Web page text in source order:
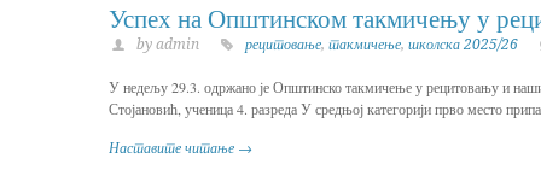
Успех на Општинском такмичењу у
by admin рецитовање, такмичење, школска 2025/26
У недељу 29.3. одржано је Општинско такмичење у рецитовању и
Стојановић, ученица 4. разреда У средњој категорији прво место
Наставите читање →